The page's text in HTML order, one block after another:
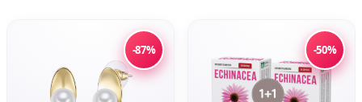
-87% -50%